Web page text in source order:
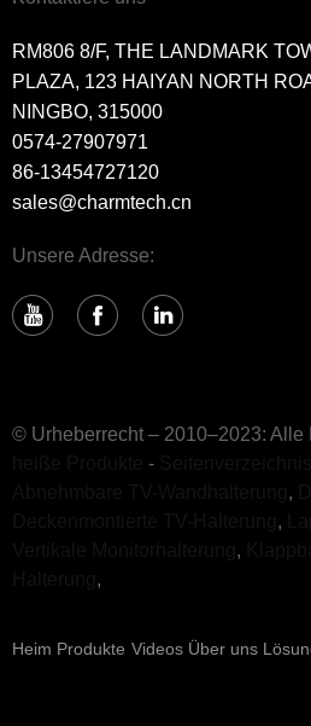
RM806 8/F, THE LANDMARK
PLAZA, 123 HAIYAN NORTH
NINGBO, 315000
0574-27907971
86-13454727120
sales@charmtech.cn
Unsere Adresse:
© Urheberrecht – 2010–2023: Alle
-
,
,
,
,
Heim Produkte Videos Über uns